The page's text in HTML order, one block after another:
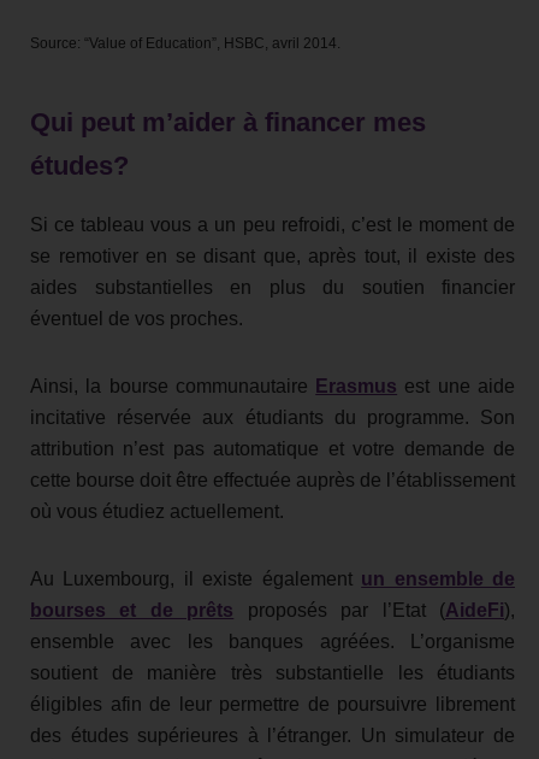
Source: “Value of Education”, HSBC, avril 2014.
Qui peut m’aider à financer mes
études?
Si ce tableau vous a un peu refroidi, c’est le moment de
se remotiver en se disant que, après tout, il existe des
aides substantielles en plus du soutien financier
éventuel de vos proches.
Ainsi, la bourse communautaire Erasmus est une aide
incitative réservée aux étudiants du programme. Son
attribution n’est pas automatique et votre demande de
cette bourse doit être effectuée auprès de l’établissement
où vous étudiez actuellement.
Au Luxembourg, il existe également un ensemble de
bourses et de prêts proposés par l’Etat (AideFi),
ensemble avec les banques agréées. L’organisme
soutient de manière très substantielle les étudiants
éligibles afin de leur permettre de poursuivre librement
des études supérieures à l’étranger. Un simulateur de